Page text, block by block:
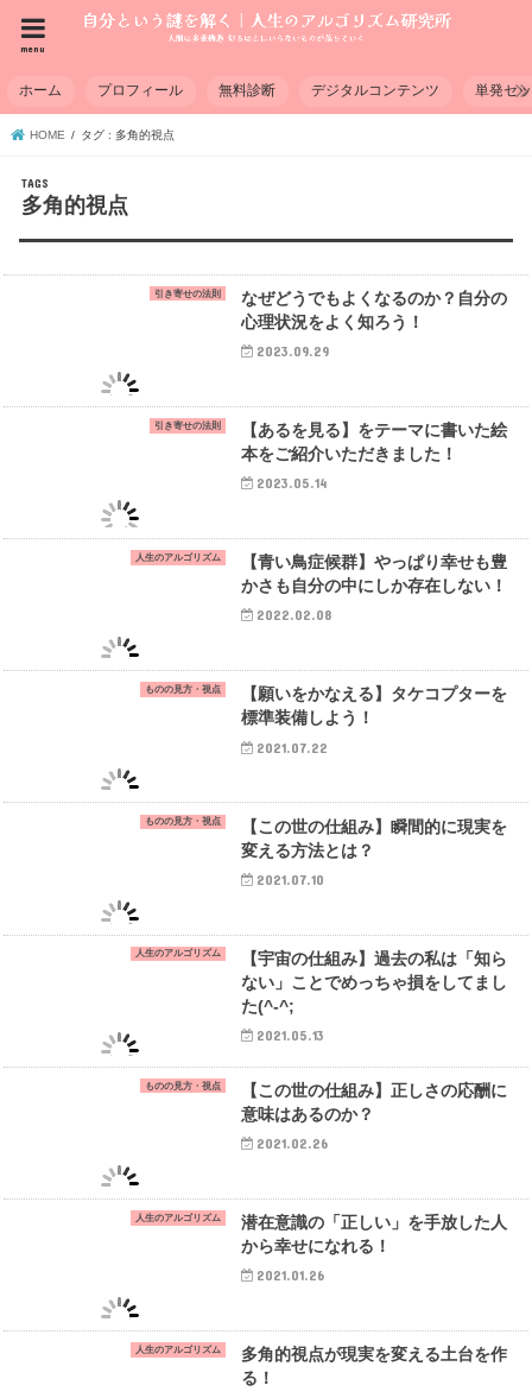
menu
ホーム プロフィール 無料診断 デジタルコンテンツ 単発セ
HOME タグ : 多角的視点
多角的視点
引き寄せの法則
なぜどうでもよくなるのか？自分の
心理状況をよく知ろう！
2023.09.29
引き寄せの法則
【あるを見る】をテーマに書いた絵
本をご紹介いただきました！
2023.05.14
人生のアルゴリズム
【青い鳥症候群】やっぱり幸せも豊
かさも自分の中にしか存在しない！
2022.02.08
ものの見方・視点
【願いをかなえる】タケコプターを
標準装備しよう！
2021.07.22
ものの見方・視点
【この世の仕組み】瞬間的に現実を
変える方法とは？
2021.07.10
人生のアルゴリズム
【宇宙の仕組み】過去の私は「知ら
ない」ことでめっちゃ損をしてまし
た(^-^;
2021.05.13
ものの見方・視点
【この世の仕組み】正しさの応酬に
意味はあるのか？
2021.02.26
人生のアルゴリズム
潜在意識の「正しい」を手放した人
から幸せになれる！
2021.01.26
人生のアルゴリズム
多角的視点が現実を変える土台を作
る！